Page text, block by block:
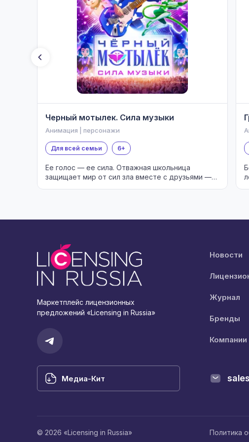
Черный мотылек. Сила музыки
Анимация | персонажи
Для всей семьи 6+
Ее голос — ее сила. Отважная школьница
защищает мир от сил зла вместе с друзьями —
Маркетплейс лицензионных
предложений «Licensing in Russia»
Новости
Журнал
Бренды
Компании
Медиа-Кит
© 2026 «Licensing in Russia» Политика